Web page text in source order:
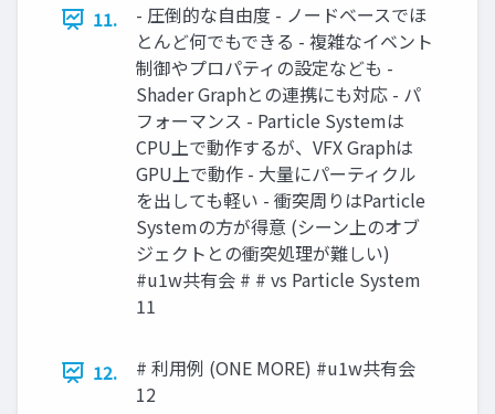
11.
- 圧倒的な自由度 - ノードベースでほ
とんど何でもできる - 複雑なイベント
制御やプロパティの設定なども -
Shader Graphとの連携にも対応 - パ
フォーマンス - Particle Systemは
CPU上で動作するが、VFX Graphは
GPU上で動作 - 大量にパーティクル
を出しても軽い - 衝突周りはParticle
Systemの方が得意 (シーン上のオブ
ジェクトとの衝突処理が難しい)
#u1w共有会 # # vs Particle System
11
12.
# 利用例 (ONE MORE) #u1w共有会
12